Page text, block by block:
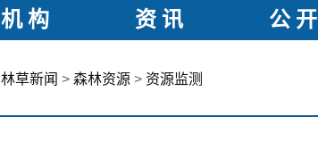
机 构 资 讯 公 开
林草新闻 > 森林资源 > 资源监测